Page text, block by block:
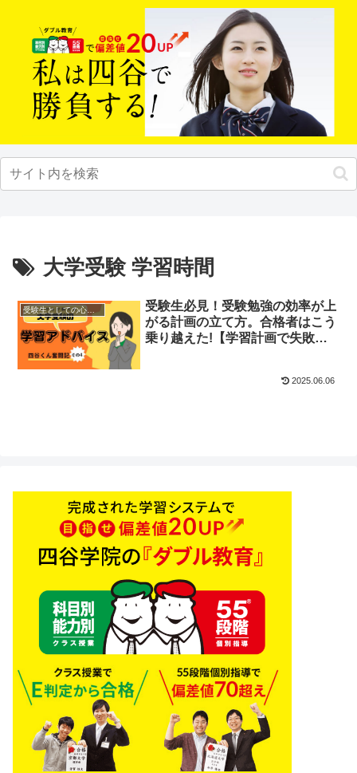
大学受験 学習時間
受験生としての心構え
受験生必見！受験勉強の効率が上
がる計画の立て方。合格者はこう
乗り越えた!【学習計画で失敗し
2025.06.06